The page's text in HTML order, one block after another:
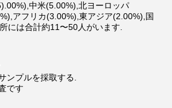
中米(5.00%),北ヨーロッパ
アフリカ(3.00%),東アジア(2.00%),国
には合計約11〜50人がいます.
ンプルを採取する.
です